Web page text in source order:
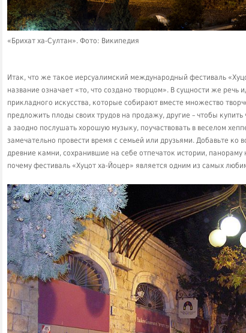
«Брихат ха-Султан». Фото: Википедия
Итак, что же такое иерсуалимский международный фестиваль
название означает «то, что создано творцом». В сущности же речь
прикладного искусства, которые собирают вместе множество
предложить плоды своих трудов на продажу, другие – чтобы
а заодно послушать хорошую музыку, поучаствовать в веселом
замечательно провести время с семьей или друзьями. Добавьте
древние камни, сохранившие на себе отпечаток истории,
почему фестиваль «Хуцот ха-Йоцер» является одним из самых